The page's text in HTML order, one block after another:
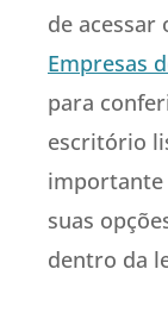
de acessar
Empresas
para
escritório
importante
suas
dentro da